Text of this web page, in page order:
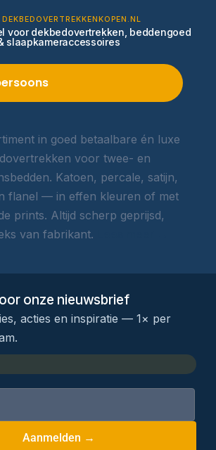
DEKBEDOVERTREKKENKOPEN.NL
voor dekbedovertrekken, beddengoed
slaapkameraccessoires
in goed betaalbare én luxe
voor twee- en
Katoen, percale, satijn,
flanel — in effen kleuren of met
prints. Altijd scherp geprijsd,
van fabrikant.
onze nieuwsbrief
acties en inspiratie — 1× per
Aanmelden →